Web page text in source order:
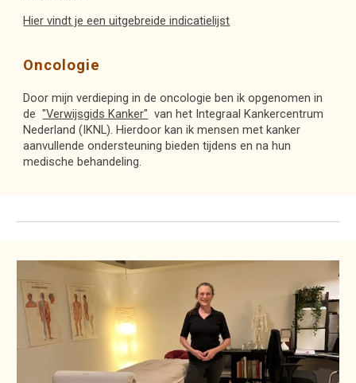
Hier vindt je een uitgebreide indicatielijst
Oncologie
Door mijn verdieping in de oncologie ben ik opgenomen in
de "Verwijsgids Kanker" van het Integraal Kankercentrum
Nederland (IKNL). Hierdoor kan ik mensen met kanker
aanvullende ondersteuning bieden tijdens en na hun
medische behandeling.